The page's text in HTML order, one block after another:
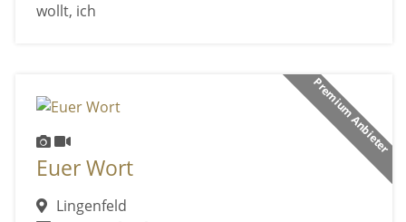
wollt, ich
Premium Anbieter
Euer Wort
Lingenfeld